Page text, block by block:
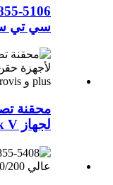
سي تي سعة
لجهاز Medrad Mark V ...